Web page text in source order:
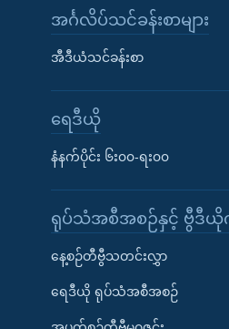
အင်္ဂလိပ်သင်ခန်းစာများ
အီဒီယံသင်ခန်းစာ
ရေဒီယို
နံနက်ပိုင်း ၆း၀၀-ရး၀၀
ရုပ်သံအစီအစဉ်နှင့် ဗွီဒီယိုက
နေ့စဉ်တီဗွီသတင်းလွှာ
ရေဒီယို ရုပ်သံအစီအစဉ်